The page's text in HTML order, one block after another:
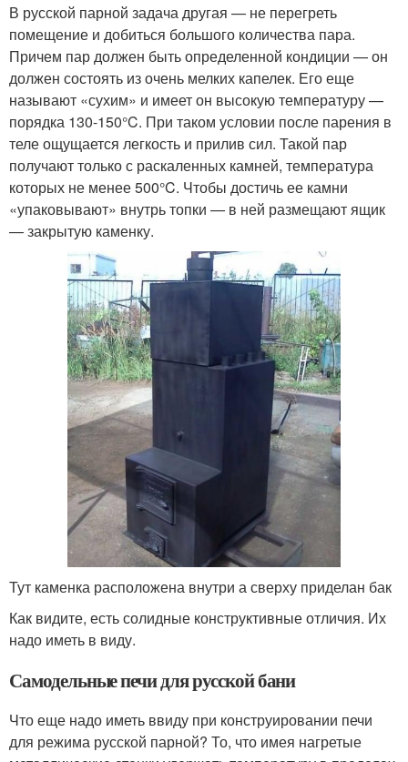
В русской парной задача другая — не перегреть
помещение и добиться большого количества пара.
Причем пар должен быть определенной кондиции — он
должен состоять из очень мелких капелек. Его еще
называют «сухим» и имеет он высокую температуру —
порядка 130-150°C. При таком условии после парения в
теле ощущается легкость и прилив сил. Такой пар
получают только с раскаленных камней, температура
которых не менее 500°C. Чтобы достичь ее камни
«упаковывают» внутрь топки — в ней размещают ящик
— закрытую каменку.
Тут каменка расположена внутри а сверху приделан бак
Как видите, есть солидные конструктивные отличия. Их
надо иметь в виду.
Самодельные печи для русской бани
Что еще надо иметь ввиду при конструировании печи
для режима русской парной? То, что имея нагретые